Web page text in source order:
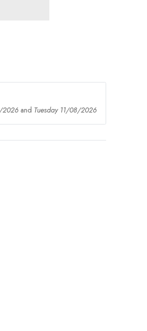
2026 and Tuesday 11/08/2026